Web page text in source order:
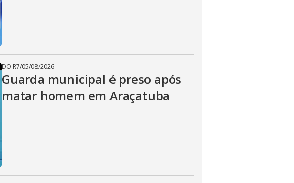
DO R7/05/08/2026
Guarda municipal é preso após
matar homem em Araçatuba